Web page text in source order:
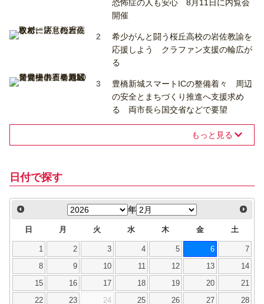
恐怖症の人も安心 8月11日に内覧会
開催
希少がんと闘う桜丘高校の岩佐教諭を
応援しよう クラファン支援の輪広が
る
豊橋新城スマートICの整備着々 周辺
の安全とまちづくり推進へ支援求め
る 両市長ら国交省などで要望
もっと見る
日付で探す
年
日 月 火 水 木 金 土
1 2 3 4 5 6 7
8 9 10 11 12 13 14
15 16 17 18 19 20 21
22 23 24 25 26 27 28